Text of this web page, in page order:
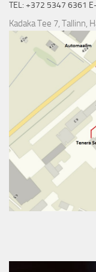
TEL: +372 5347 6361
Kadaka Tee 7, Tallinn,